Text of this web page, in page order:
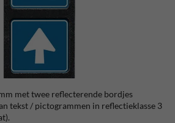
met twee reflecterende bordjes
tekst / pictogrammen in reflectieklasse 3